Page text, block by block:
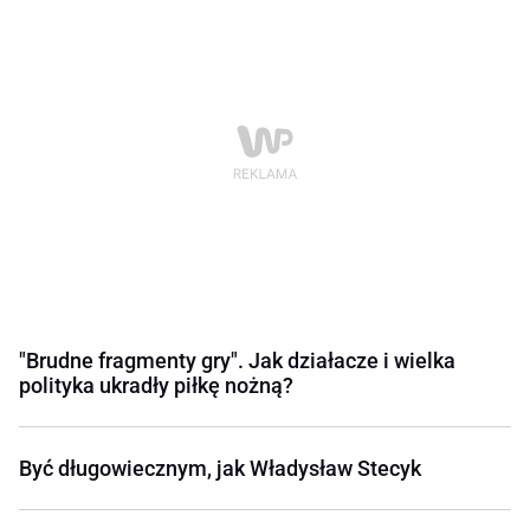
"Brudne fragmenty gry". Jak działacze i wielka
polityka ukradły piłkę nożną?
Być długowiecznym, jak Władysław Stecyk